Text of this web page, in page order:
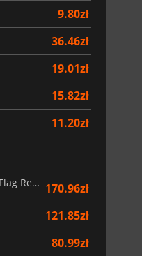
9.80zł
36.46zł
19.01zł
15.82zł
11.20zł
Assassin's Creed Black Flag Resynced 170.96zł
121.85zł
80.99zł